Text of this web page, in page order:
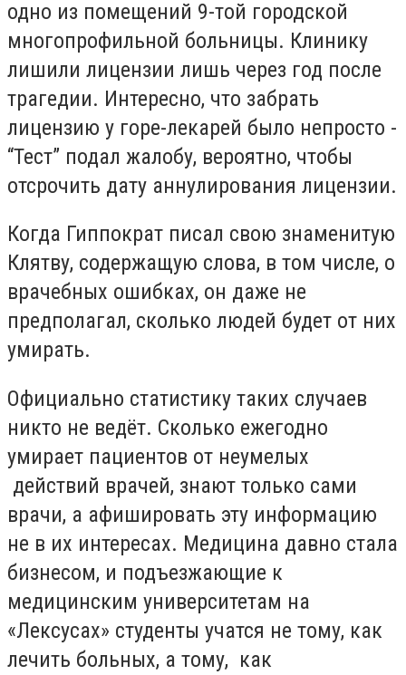
одно из помещений 9-той городской
многопрофильной больницы. Клинику
лишили лицензии лишь через год после
трагедии. Интересно, что забрать
лицензию у горе-лекарей было непросто -
“Тест” подал жалобу, вероятно, чтобы
отсрочить дату аннулирования лицензии.
Когда Гиппократ писал свою знаменитую
Клятву, содержащую слова, в том числе, о
врачебных ошибках, он даже не
предполагал, сколько людей будет от них
умирать.
Официально статистику таких случаев
никто не ведёт. Сколько ежегодно
умирает пациентов от неумелых
действий врачей, знают только сами
врачи, а афишировать эту информацию
не в их интересах. Медицина давно стала
бизнесом, и подъезжающие к
медицинским университетам на
«Лексусах» студенты учатся не тому, как
лечить больных, а тому, как